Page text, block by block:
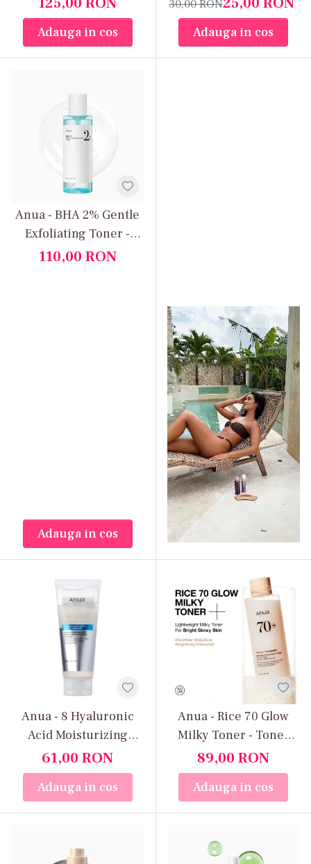
neted, luminos și sănătos.
efect hidratant și
reparator
Adauga in cos
calmantă și hidratantă
cu colagen
30,00RON
Adauga in cos
Anua - BHA 2% Gentle
Exfoliating Toner -
Tonic exfoliant blând
110,00 RON
Adauga in cos
Anua - 8 Hyaluronic
Acid Moisturizing
Gentle Gel Cleanser -
Gel facial hidratant cu
acid hialuronic, 150 ml
61,00RON
Adauga in cos
Anua - Rice 70 Glow
Milky Toner - Toner
facial hidratant din
orez iluminator și
hidratant
89,00RON
Adauga in cos